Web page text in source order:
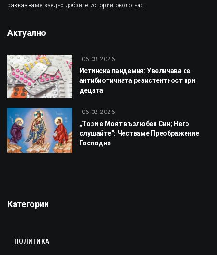
разказваме заедно добрите истории около нас!
Актуално
06.08.2026
Истинска пандемия: Увеличава се
антибиотичната резистентност при
децата
06.08.2026
„Този е Моят възлюбен Син; Него
слушайте“: Честваме Преображение
Господне
Категории
ПОЛИТИКА